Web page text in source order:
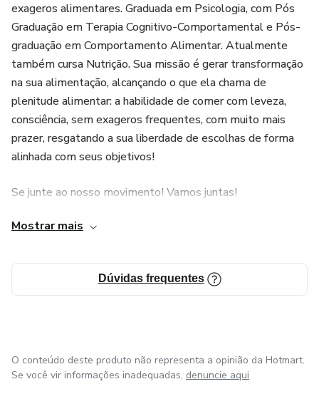
exageros alimentares. Graduada em Psicologia, com Pós
Graduação em Terapia Cognitivo-Comportamental e Pós-
graduação em Comportamento Alimentar. Atualmente
também cursa Nutrição. Sua missão é gerar transformação
na sua alimentação, alcançando o que ela chama de
plenitude alimentar: a habilidade de comer com leveza,
consciência, sem exageros frequentes, com muito mais
prazer, resgatando a sua liberdade de escolhas de forma
alinhada com seus objetivos!
Se junte ao nosso movimento! Vamos juntas!
Mostrar mais
Dúvidas frequentes
O conteúdo deste produto não representa a opinião da Hotmart.
Se você vir informações inadequadas, denuncie aqui